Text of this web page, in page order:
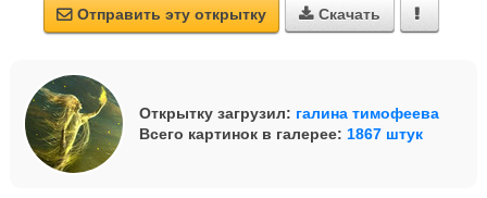
 Отправить эту открытку  Скачать 
Открытку загрузил: галина тимофеева
Всего картинок в галерее: 1867 штук